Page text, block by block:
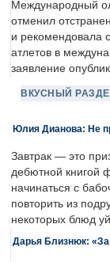
Международный
отменил
и рекомендовала
атлетов в
заявление
ВКУСНЫЙ
Юлия Дианова: Не
Завтрак — это
дебютной книгой
начинаться с
повторить из
некоторых блюд
Дарья Близнюк: